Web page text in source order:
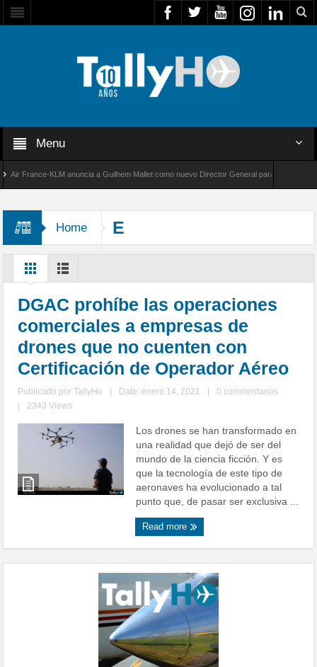
Menu
France-KLM anuncia a Guilhem Mallet como nuevo Director General para América Latina
Home E
DGAC prohíbe las operaciones
comerciales a empresas de
drones que no cuenten con
Certificación de Operador Aéreo
Publicado porTallyHo Date: enero 14, 2021
0 commentarios
2343 Views
Los drones se han transformado en
una realidad que dejó de ser del
mundo de la ciencia ficción. Y es
que la tecnología de este tipo de
aeronaves ha evolucionado a tal
punto que, de pasar ser exclusiva ...
Read more